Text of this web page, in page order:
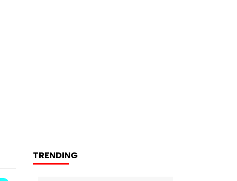
TRENDING